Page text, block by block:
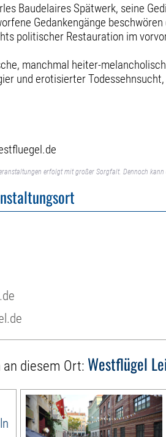
Baudelaires Spätwerk, seine
Gedankengänge
politischer Restauration im
manchmal heiter-
und erotisierter
erfolgt mit großer Sorgfalt. Dennoch
diesem Ort: Westflügel